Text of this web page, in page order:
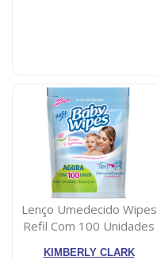
Lenço Umedecido Wipes
Refil Com 100 Unidades
KIMBERLY CLARK